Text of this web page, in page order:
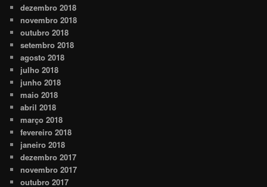
dezembro 2018
novembro 2018
outubro 2018
setembro 2018
agosto 2018
julho 2018
junho 2018
maio 2018
abril 2018
março 2018
fevereiro 2018
janeiro 2018
dezembro 2017
novembro 2017
outubro 2017